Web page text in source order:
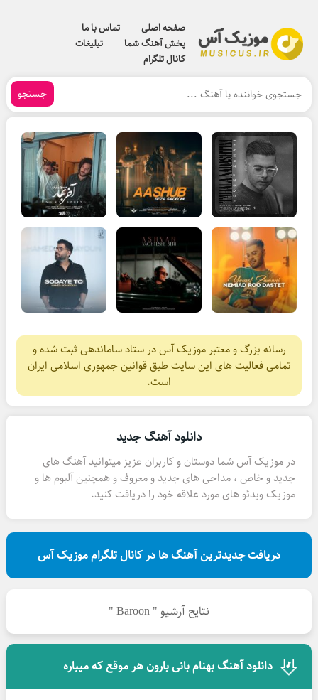
صفحه اصلی
تماس با ما
پخش آهنگ شما
تبلیغات
کانال تلگرام
جستجو
رسانه بزرگ و معتبر موزیک آس در ستاد ساماندهی ثبت شده و
تمامی فعالیت های این سایت طبق قوانین جمهوری اسلامی ایران
است.
دانلود آهنگ جدید
در موزیک آس شما دوستان و کاربران عزیز میتوانید آهنگ های
جدید و خاص ، مداحی های جدید و معروف و همچنین آلبوم ها و
موزیک ویدئو های مورد علاقه خود را دریافت کنید.
دریافت جدیدترین آهنگ ها در کانال تلگرام موزیک آس
نتایج آرشیو " Baroon "
دانلود آهنگ بهنام بانی بارون هر موقع که میباره